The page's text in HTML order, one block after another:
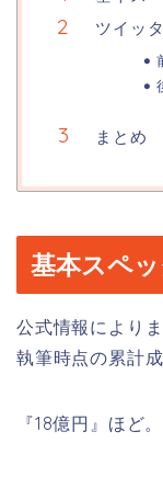
ツイッ
まとめ
基本スペ
公式情報によりま
執筆時点の累計成
『18億円』ほど。